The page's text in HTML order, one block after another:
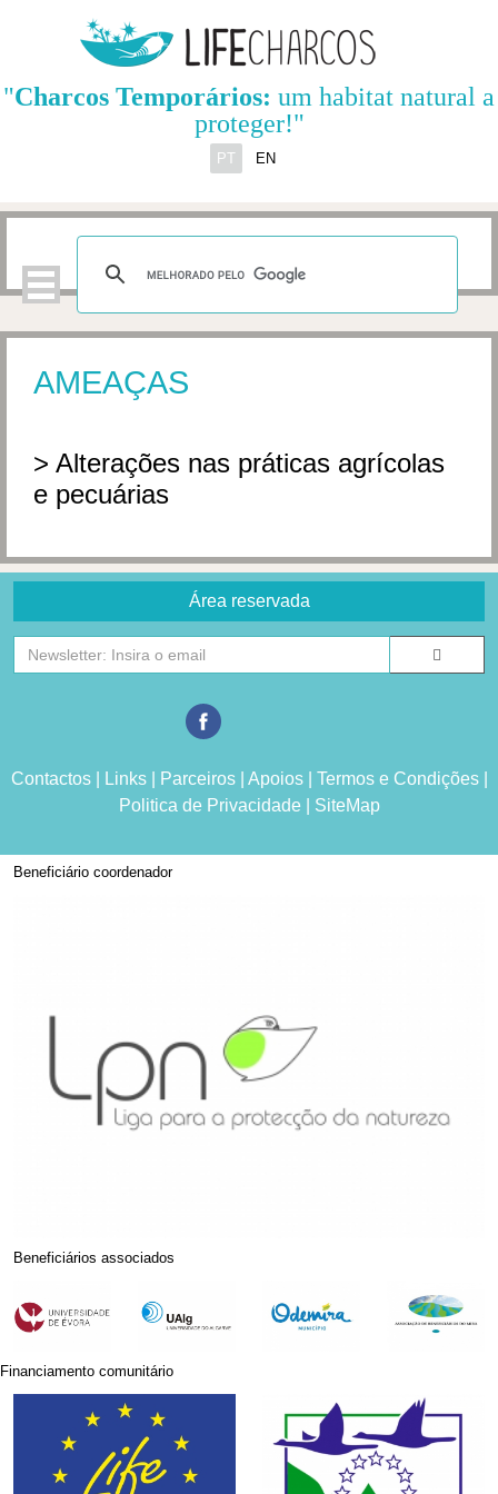
PT EN
"Charcos Temporários: um habitat natural a
proteger!"
AMEAÇAS
> Alterações nas práticas agrícolas
e pecuárias
Área reservada
Contactos| Links| Parceiros| Apoios| Termos e Condições|
Politica de Privacidade| SiteMap
Beneficiário coordenador
Beneficiários associados
Financiamento comunitário